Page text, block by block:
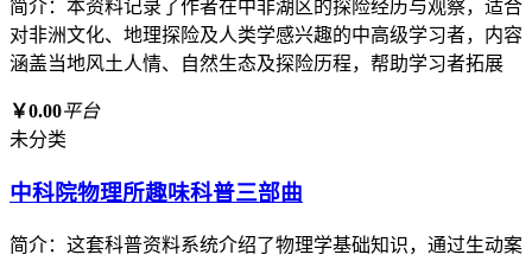
简介：本资料记录了作者在中非湖区的探险经历与观察，适合
对非洲文化、地理探险及人类学感兴趣的中高级学习者，内容
涵盖当地风土人情、自然生态及探险历程，帮助学习者拓展
￥0.00平台
未分类
中科院物理所趣味科普三部曲
简介：这套科普资料系统介绍了物理学基础知识，通过生动案